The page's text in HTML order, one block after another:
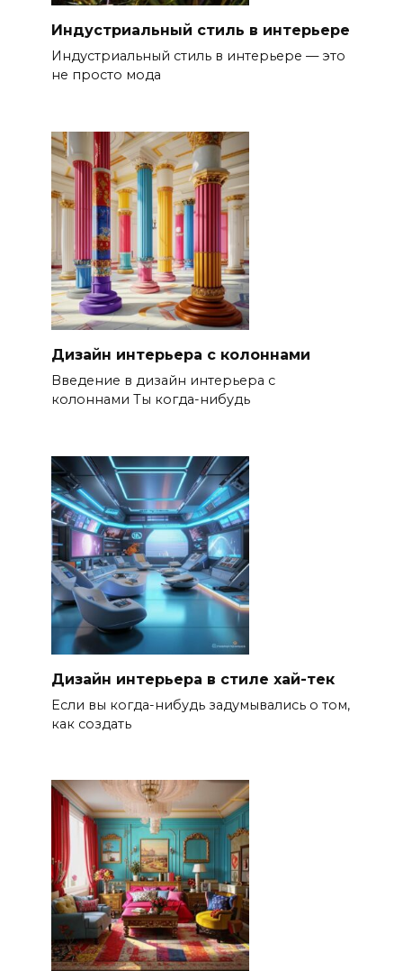
Индустриальный стиль в интерьере
Индустриальный стиль в интерьере — это
не просто мода
Дизайн интерьера с колоннами
Введение в дизайн интерьера с
колоннами Ты когда-нибудь
Дизайн интерьера в стиле хай-тек
Если вы когда-нибудь задумывались о том,
как создать